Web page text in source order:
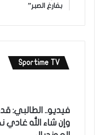
بفارغ الصبر”
Sportime TV
فيديو.. الطالبي:
وإن شاء الله